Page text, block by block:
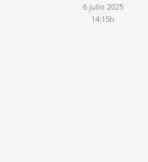
6 julio 2025
14:15h